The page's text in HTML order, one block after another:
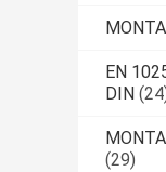
EN
DIN
(29)